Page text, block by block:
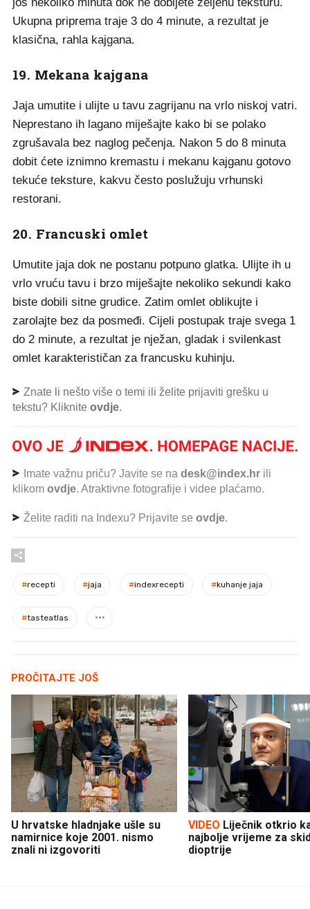
Ukupna priprema traje 3 do 4 minute, a rezultat je
klasična, rahla kajgana.
19. Mekana kajgana
Jaja umutite i ulijte u tavu zagrijanu na vrlo niskoj vatri.
Neprestano ih lagano miješajte kako bi se polako
zgrušavala bez naglog pečenja. Nakon 5 do 8 minuta
dobit ćete iznimno kremastu i mekanu kajganu gotovo
tekuće teksture, kakvu često poslužuju vrhunski
restorani.
20. Francuski omlet
Umutite jaja dok ne postanu potpuno glatka. Ulijte ih u
vrlo vruću tavu i brzo miješajte nekoliko sekundi kako
biste dobili sitne grudice. Zatim omlet oblikujte i
zarolajte bez da posmeđi. Cijeli postupak traje svega 1
do 2 minute, a rezultat je nježan, gladak i svilenkast
omlet karakterističan za francusku kuhinju.
Znate li nešto više o temi ili želite prijaviti grešku u
tekstu? Kliknite ovdje.
Imate važnu priču? Javite se na desk@index.hr ili
klikom ovdje. Atraktivne fotografije i videe plaćamo.
Želite raditi na Indexu? Prijavite se ovdje.
#recepti #jaja #indexrecepti #kuhanje jaja
#tasteatlas
PROČITAJTE JOŠ
U hrvatske hladnjake ušle su
namirnice koje 2001. nismo
znali ni izgovoriti
VIDEO
najbolje vrijeme za
dioptrije